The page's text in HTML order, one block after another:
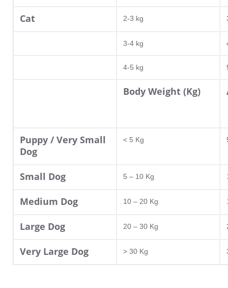
Cat 2-3 kg
3-4 kg
4-5 kg
Body Weight (Kg)
Puppy / Very Small
Dog
< 5 Kg
Small Dog 5 – 10 Kg
Medium Dog 10 – 20 Kg
Large Dog 20 – 30 Kg
Very Large Dog > 30 Kg